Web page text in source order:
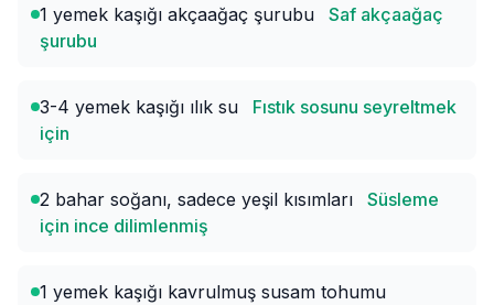
1 yemek kaşığı akçaağaç şurubu
Saf akçaağaç
şurubu
3-4 yemek kaşığı ılık su
Fıstık sosunu seyreltmek
için
2 bahar soğanı, sadece yeşil kısımları
Süsleme
için ince dilimlenmiş
1 yemek kaşığı kavrulmuş susam tohumu